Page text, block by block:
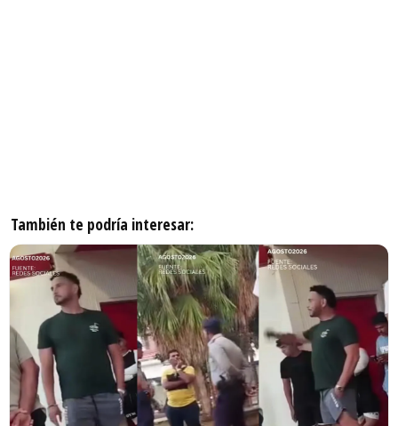
También te podría interesar: